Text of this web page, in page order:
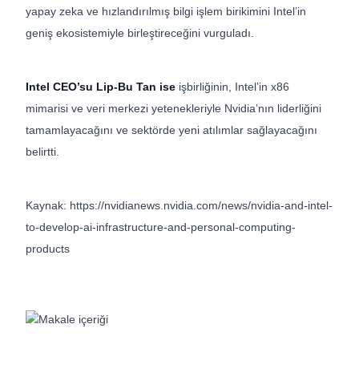
yapay zeka ve hızlandırılmış bilgi işlem birikimini Intel’in
geniş ekosistemiyle birleştireceğini vurguladı.
Intel CEO’su Lip-Bu Tan ise işbirliğinin, Intel’in x86
mimarisi ve veri merkezi yetenekleriyle Nvidia’nın liderliğini
tamamlayacağını ve sektörde yeni atılımlar sağlayacağını
belirtti.
Kaynak: https://nvidianews.nvidia.com/news/nvidia-and-intel-
to-develop-ai-infrastructure-and-personal-computing-
products